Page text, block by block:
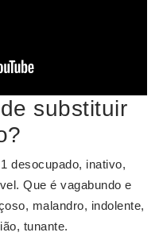
substituir
desocupado, inativo,
Que é vagabundo e
malandro, indolente,
tunante.